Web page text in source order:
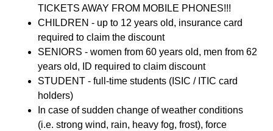
TICKETS AWAY FROM MOBILE PHONES!!!
CHILDREN - up to 12 years old, insurance card
required to claim the discount
SENIORS - women from 60 years old, men from 62
years old, ID required to claim discount
STUDENT - full-time students (ISIC / ITIC card
holders)
In case of sudden change of weather conditions
(i.e. strong wind, rain, heavy fog, frost), force